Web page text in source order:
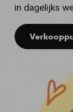
in dagelijks